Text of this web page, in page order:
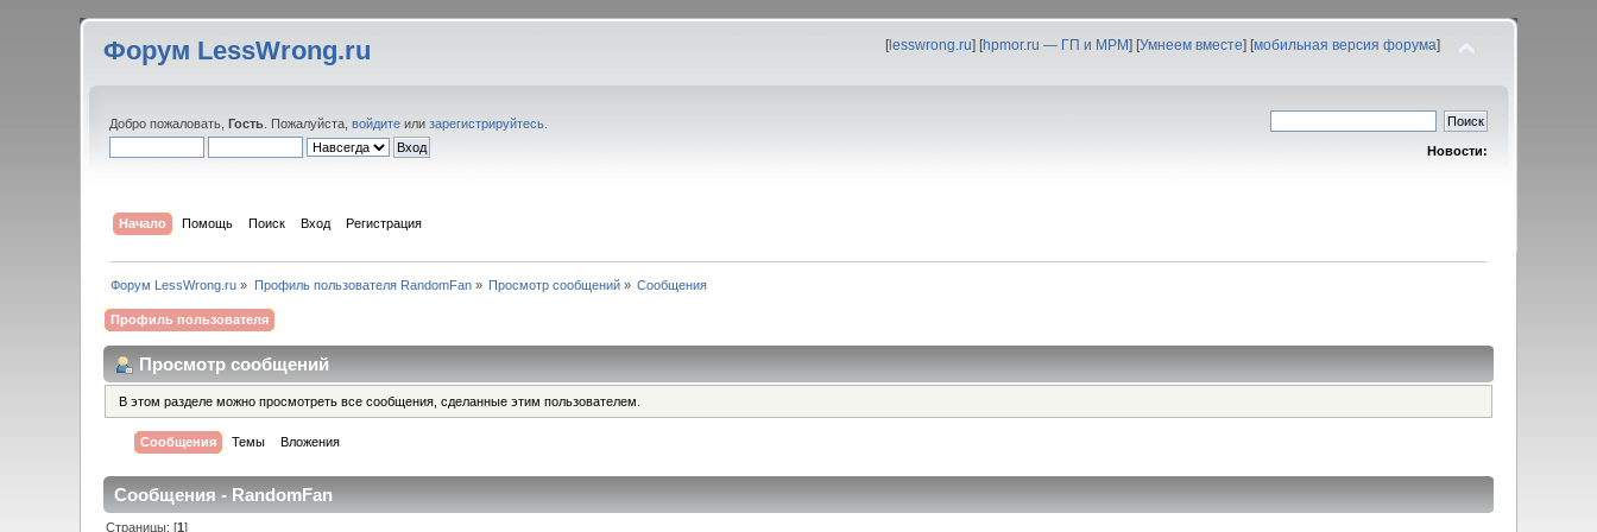
Форум LessWrong.ru [lesswrong.ru] [hpmor.ru — ГП и МРМ] [Умнеем вместе] [мобильная версия форума]
Добро пожаловать,Гость . Пожалуйста,войдите илизарегистрируйтесь
Новости:
Начало Помощь Поиск Вход Регистрация
Форум LessWrong.ru » Профиль пользователя RandomFan» Просмотр сообщений » Сообщения
Профиль пользователя
Просмотр сообщений
В этом разделе можно просмотреть все сообщения, сделанные этим пользователем.
Сообщения Темы Вложения
Сообщения - RandomFan
Страницы: [1]